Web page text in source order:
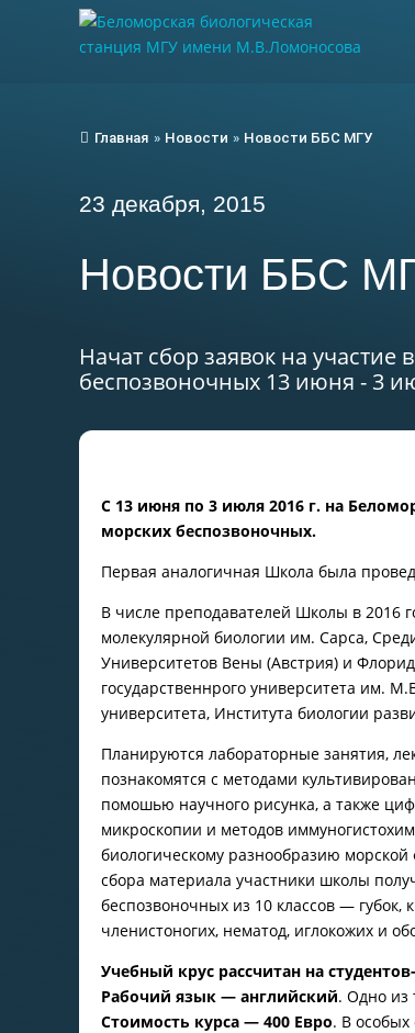
Главная » Новости » Новости ББС МГУ
23 декабря, 2015
Новости ББС
Начат сбор заявок на
беспозвоночных 13 июня - 3
С 13 июня по 3 июля 2016 г. на
морских беспозвоночных.
Первая аналогичная Школа была
В числе преподавателей Школы в 2016
молекулярной биологии им. Сарса,
Университетов Вены (Австрия) и
государственнрого университета им.
университета, Института биологии
Планируются лабораторные занятия,
познакомятся с методами
помошью научного рисунка, а также
микроскопии и методов
биологическому разнообразию
сбора материала участники школы
беспозвоночных из 10 классов —
членистоногих, нематод, иглокожих и
Учебный крус рассчитан на
Рабочий язык — английский. Одно из
Стоимость курса — 400 Евро. В особых